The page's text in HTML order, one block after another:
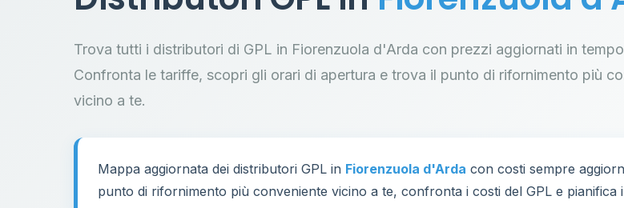
Trova tutti i distributori di GPL in Fiorenzuola d'Arda con prezzi aggiornati in
Confronta le tariffe, scopri gli orari di apertura e trova il punto di rifornimento più
vicino a te.
Mappa aggiornata dei distributori GPL in Fiorenzuola d'Arda con costi sempre
punto di rifornimento più conveniente vicino a te, confronta i costi del GPL e pianifica